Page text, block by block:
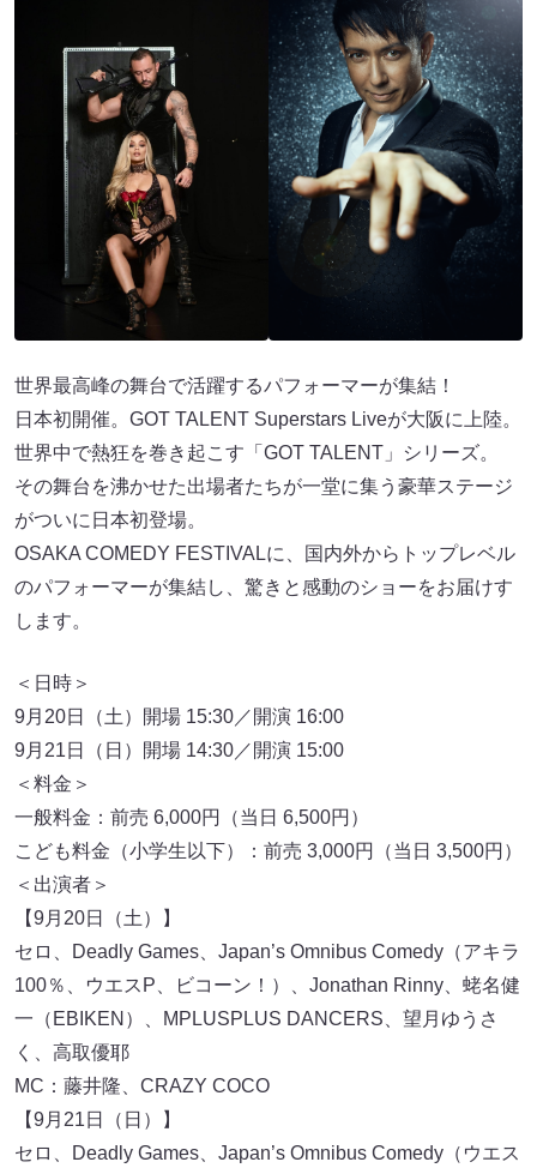
世界最高峰の舞台で活躍するパフォーマーが集結！
日本初開催。GOT TALENT Superstars Liveが大阪に上陸。
世界中で熱狂を巻き起こす「GOT TALENT」シリーズ。
その舞台を沸かせた出場者たちが一堂に集う豪華ステージ
がついに日本初登場。
OSAKA COMEDY FESTIVALに、国内外からトップレベル
のパフォーマーが集結し、驚きと感動のショーをお届けす
します。
＜日時＞
9月20日（土）開場 15:30／開演 16:00
9月21日（日）開場 14:30／開演 15:00
＜料金＞
一般料金：前売 6,000円（当日 6,500円）
こども料金（小学生以下）：前売 3,000円（当日 3,500円）
＜出演者＞
【9月20日（土）】
セロ、Deadly Games、Japan’s Omnibus Comedy（アキラ
100％、ウエスP、ビコーン！）、Jonathan Rinny、蛯名健
一（EBIKEN）、MPLUSPLUS DANCERS、望月ゆうさ
く、高取優耶
MC：藤井隆、CRAZY COCO
【9月21日（日）】
セロ、Deadly Games、Japan’s Omnibus Comedy（ウエス